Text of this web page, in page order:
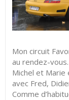
Mon circuit
au rendez-
Michel et Marie
avec Fred,
Comme